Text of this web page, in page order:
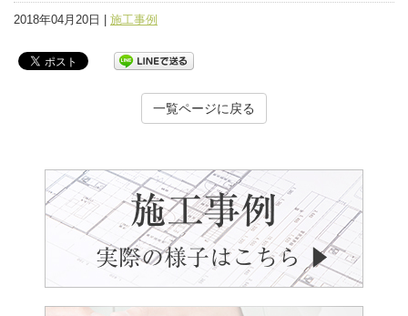
2018年04月20日 | 施工事例
一覧ページに戻る